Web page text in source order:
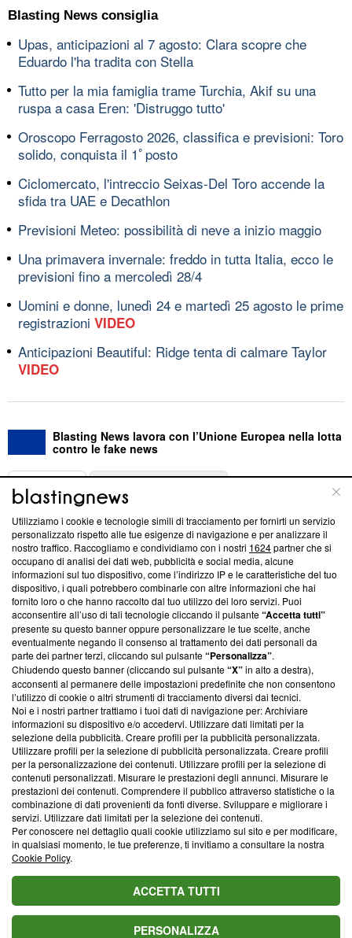
Blasting News consiglia
Upas, anticipazioni al 7 agosto: Clara scopre che
Eduardo l'ha tradita con Stella
Tutto per la mia famiglia trame Turchia, Akif su una
ruspa a casa Eren: 'Distruggo tutto'
Oroscopo Ferragosto 2026, classifica e previsioni: Toro
solido, conquista il 1ﾟposto
Ciclomercato, l'intreccio Seixas-Del Toro accende la
sfida tra UAE e Decathlon
Previsioni Meteo: possibilità di neve a inizio maggio
Una primavera invernale: freddo in tutta Italia, ecco le
previsioni fino a mercoledì 28/4
Uomini e donne, lunedì 24 e martedì 25 agosto le prime
registrazioni VIDEO
Anticipazioni Beautiful: Ridge tenta di calmare Taylor
VIDEO
Blasting News lavora con l’Unione Europea nella lotta
contro le fake news
ABOUT
Questa sezione offre informazioni trasparenti su Blasting
News, sui nostri processi editoriali e su come ci impegniamo a
creare news di qualità. Inoltre, afferma la nostra aderenza a
‘Trust Project - News with Integrity’Blasting News non è
ancora membro del programma, ma ha richiesto di farne
parte; Trust Project non ha ancora effettuato una verifica di
conformità agli standard.
Su di noi
Team editoriale
Corporate
Redazione
Informativa Privacy
Cookie Policy
Blasting SA, IDI CHE-247.845.224, Via Carlo Frasca, 3 - 6900
Lugano (Svizzera) Tel:+39 0690258937
© 2026 Blasting News
Utilizziamo i cookie e tecnologie simili di tracciamento per fornirti un servizio
personalizzato rispetto alle tue esigenze di navigazione e per analizzare il
nostro traffico. Raccogliamo e condividiamo con i nostri 1624partner che si
occupano di analisi dei dati web, pubblicità e social media, alcune
informazioni sul tuo dispositivo, come l’indirizzo IP e le caratteristiche del tuo
dispositivo, i quali potrebbero combinarle con altre informazioni che hai
fornito loro o che hanno raccolto dal tuo utilizzo dei loro servizi. Puoi
acconsentire all’uso di tali tecnologie cliccando il pulsante“Accetta tutti”
presente su questo banner oppure personalizzare le tue scelte, anche
eventualmente negando il consenso al trattamento dei dati personali da
parte dei partner terzi, cliccando sul pulsante“Personalizza”.
Chiudendo questo banner (cliccando sul pulsante“X”in alto a destra),
acconsenti al permanere delle impostazioni predefinite che non consentono
l’utilizzo di cookie o altri strumenti di tracciamento diversi dai tecnici.
Noi e i nostri partner trattiamo i tuoi dati di navigazione per: Archiviare
informazioni su dispositivo e/o accedervi. Utilizzare dati limitati per la
selezione della pubblicità. Creare profili per la pubblicità personalizzata.
Utilizzare profili per la selezione di pubblicità personalizzata. Creare profili
per la personalizzazione dei contenuti. Utilizzare profili per la selezione di
contenuti personalizzati. Misurare le prestazioni degli annunci. Misurare le
prestazioni dei contenuti. Comprendere il pubblico attraverso statistiche o la
combinazione di dati provenienti da fonti diverse. Sviluppare e migliorare i
servizi. Utilizzare dati limitati per la selezione dei contenuti.
Per conoscere nel dettaglio quali cookie utilizziamo sul sito e per modificare,
in qualsiasi momento, le tue preferenze, ti invitiamo a consultare la nostra
Cookie Policy.
ACCETTA TUTTI
PERSONALIZZA